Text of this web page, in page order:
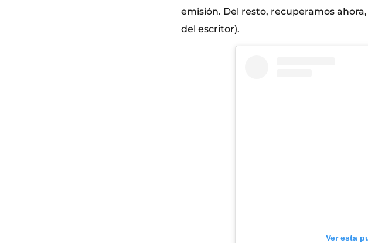
emisión. Del resto, recuperamos
del escritor).
Ver esta